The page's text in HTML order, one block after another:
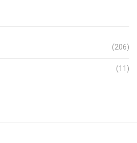
(206)
(11)